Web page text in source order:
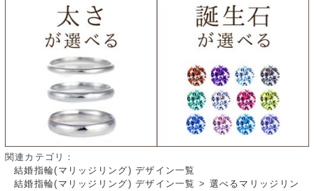
関連カテゴリ：
結婚指輪(マリッジリング) デザイン一覧
結婚指輪(マリッジリング) デザイン一覧 > 選べるマリッジリン